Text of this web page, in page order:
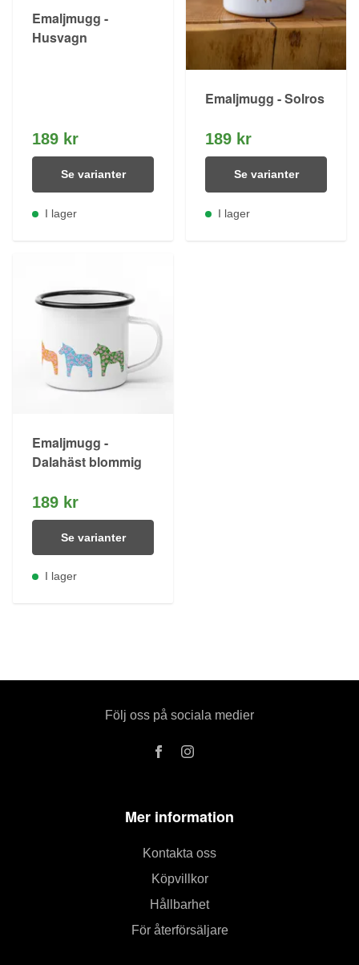
Emaljmugg -
Husvagn
189 kr
Se varianter
I lager
Emaljmugg - Solros
189 kr
Se varianter
I lager
Emaljmugg -
Dalahäst blommig
189 kr
Se varianter
I lager
Följ oss på sociala medier
Mer information
Kontakta oss
Köpvillkor
Hållbarhet
För återförsäljare